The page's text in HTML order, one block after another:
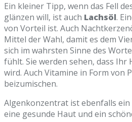
Ein kleiner Tipp, wenn das Fell
glänzen will, ist auch Lachsöl.
von Vorteil ist. Auch
Mittel der Wahl, damit es dem
sich im wahrsten Sinne des
fühlt. Sie werden sehen, dass Ihr
wird. Auch Vitamine in Form von
beizumischen.
Algenkonzentrat ist ebenfalls
eine gesunde Haut und ein